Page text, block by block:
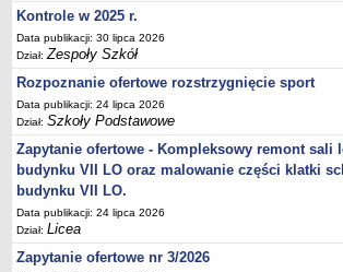
Ogłoszenia
Zarządzenia
Rejestry, ewidencje, archiwa
Kontrole
PONOWNE WYKORZYSTYWANIE
Sprawozdania
Deklaracja dostępności
OŚWIADCZENIA MAJĄTKOWE
PONOWNE WYKORZYSTYWANIE
Kontrole w 2025 r.
Data publikacji: 30 lipca 2026
Dział:Zespoły Szkół
Rozpoznanie ofertowe rozstrzygnięcie sport
Data publikacji: 24 lipca 2026
Dział:Szkoły Podstawowe
Zapytanie ofertowe - Kompleksowy remont sali
budynku VII LO oraz malowanie części klatki
budynku VII LO.
Data publikacji: 24 lipca 2026
Dział:Licea
Zapytanie ofertowe nr 3/2026